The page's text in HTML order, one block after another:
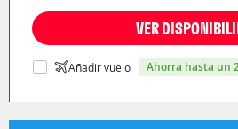
VER
Añadir vuelo ahorra hasta un